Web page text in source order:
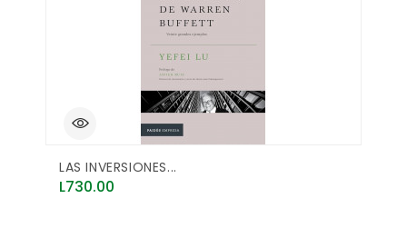
LAS INVERSIONES...
Price
L730.00